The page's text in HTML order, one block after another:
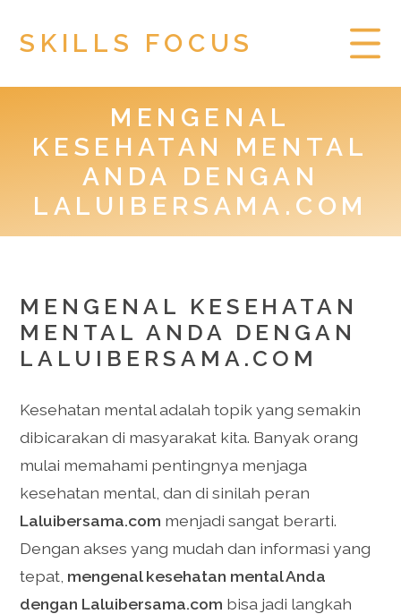
SKILLS FOCUS
PRIVACY POLICY
TOGEL HONGKONG
MENGENAL
KESEHATAN MENTAL
ANDA DENGAN
LALUIBERSAMA.COM
MENGENAL KESEHATAN
MENTAL ANDA DENGAN
LALUIBERSAMA.COM
Kesehatan mental adalah topik yang semakin
dibicarakan di masyarakat kita. Banyak orang
mulai memahami pentingnya menjaga
kesehatan mental, dan di sinilah peran
Laluibersama.com menjadi sangat berarti.
Dengan akses yang mudah dan informasi yang
tepat, mengenal kesehatan mental Anda
dengan Laluibersama.com bisa jadi langkah